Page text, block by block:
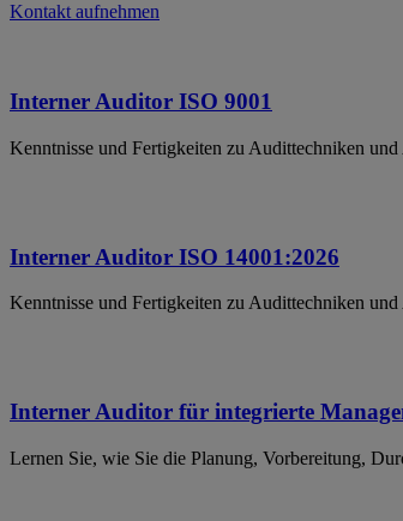
Kontakt aufnehmen
Interner Auditor ISO 9001
Kenntnisse und Fertigkeiten zu Audittechniken
Interner Auditor ISO 14001:2026
Kenntnisse und Fertigkeiten zu Audittechniken
Interner Auditor für integrierte
Lernen Sie, wie Sie die Planung, Vorbereitung,